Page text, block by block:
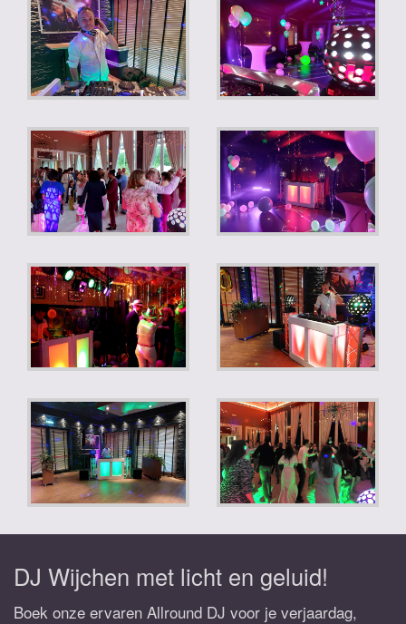
DJ Wijchen met licht en geluid!
Boek onze ervaren Allround DJ voor je verjaardag,